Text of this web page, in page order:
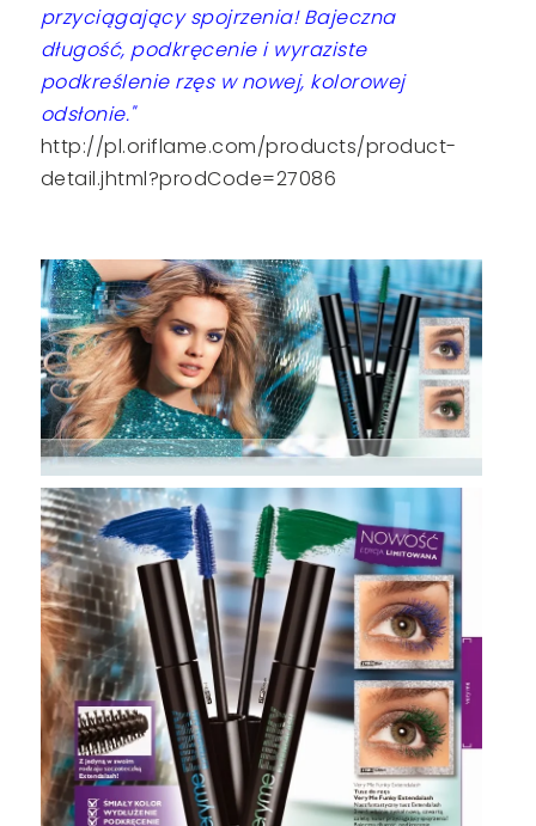
przyciągający spojrzenia! Bajeczna
długość, podkręcenie i wyraziste
podkreślenie rzęs w nowej, kolorowej
odsłonie."
http://pl.oriflame.com/products/product-
detail.jhtml?prodCode=27086